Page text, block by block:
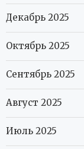
Декабрь 2025
Октябрь 2025
Сентябрь 2025
Август 2025
Июль 2025